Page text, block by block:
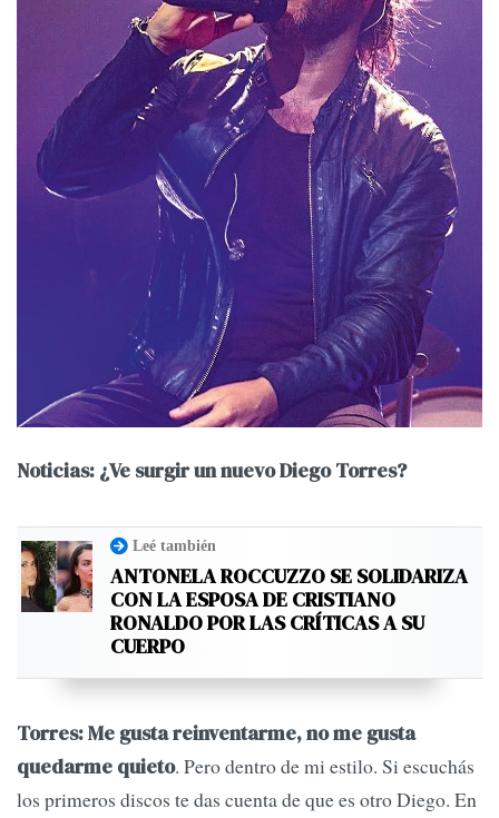
Noticias: ¿Ve surgir un nuevo Diego Torres?
Leé también
ANTONELA ROCCUZZO SE SOLIDARIZA
CON LA ESPOSA DE CRISTIANO
RONALDO POR LAS CRÍTICAS A SU
CUERPO
Torres:Me gusta reinventarme, no me gusta
quedarme quieto. Pero dentro de mi estilo. Si escuchás
los primeros discos te das cuenta de que es otro Diego. En